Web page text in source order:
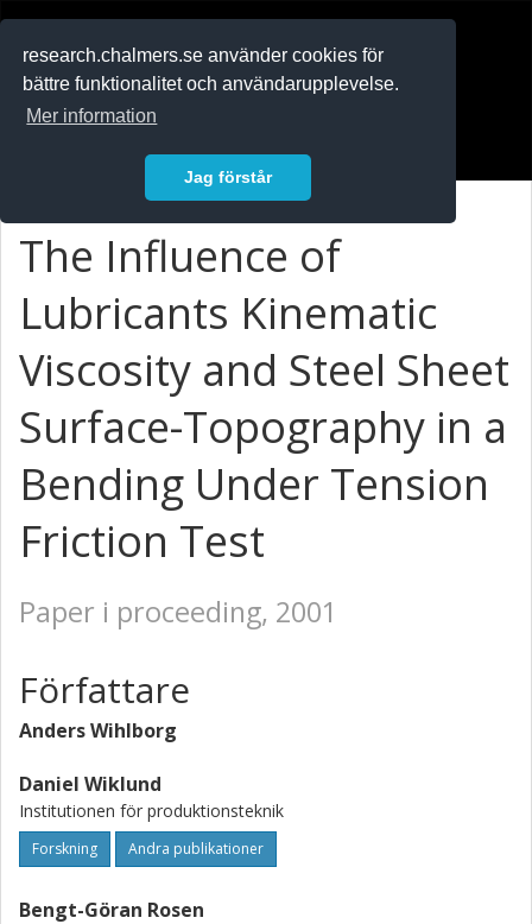
research.chalmers.se använder cookies för
bättre funktionalitet och användarupplevelse.
Mer information
Jag förstår
The Influence of
Lubricants Kinematic
Viscosity and Steel Sheet
Surface-Topography in a
Bending Under Tension
Friction Test
Paper i proceeding, 2001
Författare
Anders Wihlborg
Daniel Wiklund
Institutionen för produktionsteknik
Forskning Andra publikationer
Bengt-Göran Rosen